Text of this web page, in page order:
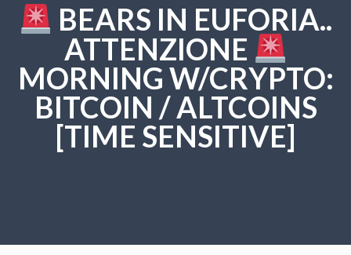
BEARS IN EUFORIA..
ATTENZIONE
MORNING W/CRYPTO:
BITCOIN / ALTCOINS
[TIME SENSITIVE]